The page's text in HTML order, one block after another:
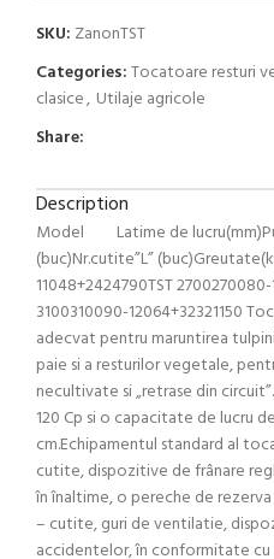
SKU: ZanonTST
Categories:Tocatoare resturi
clasice, Utilaje agricole
Share:
Description
Model Latime de
(buc)Nr.cutite”L”
11048+2424790TST
3100310090-12064+32321150
adecvat pentru maruntirea
paie si a resturilor vegetale,
necultivate si „retrase din
120 Cp si o capacitate de lucru
cm.Echipamentul standard al
cutite, dispozitive de frânare
în înaltime, o pereche de
– cutite, guri de ventilatie,
accidentelor, în conformitate cu